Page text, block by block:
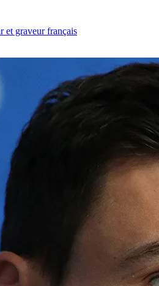
et graveur français